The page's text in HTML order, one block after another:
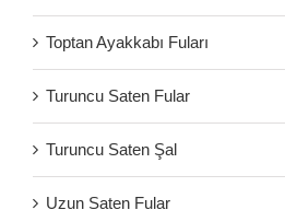
Toptan Ayakkabı Fuları
Turuncu Saten Fular
Turuncu Saten Şal
Uzun Saten Fular